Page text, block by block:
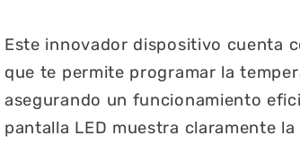
Este innovador dispositivo cuenta
que te permite programar la
asegurando un funcionamiento
pantalla LED muestra claramente